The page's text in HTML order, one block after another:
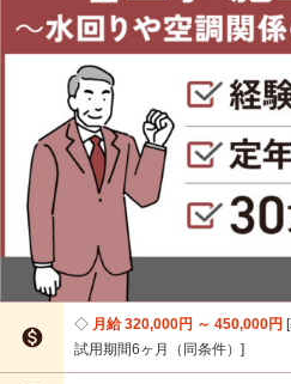

月給 320,000円 ～ 450,000円
試用期間6ヶ月（同条件）